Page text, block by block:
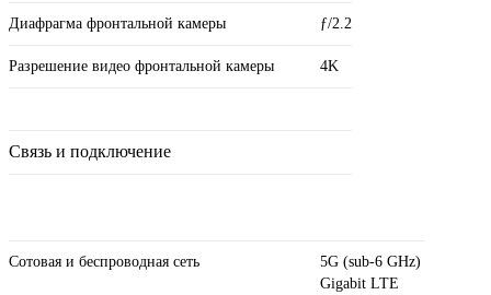
Диафрагма фронтальной камеры ƒ/2.2
Разрешение видео фронтальной камеры 4K
Связь и подключение
Сотовая и беспроводная сеть
5G (sub‑6 GHz)
Gigabit LTE